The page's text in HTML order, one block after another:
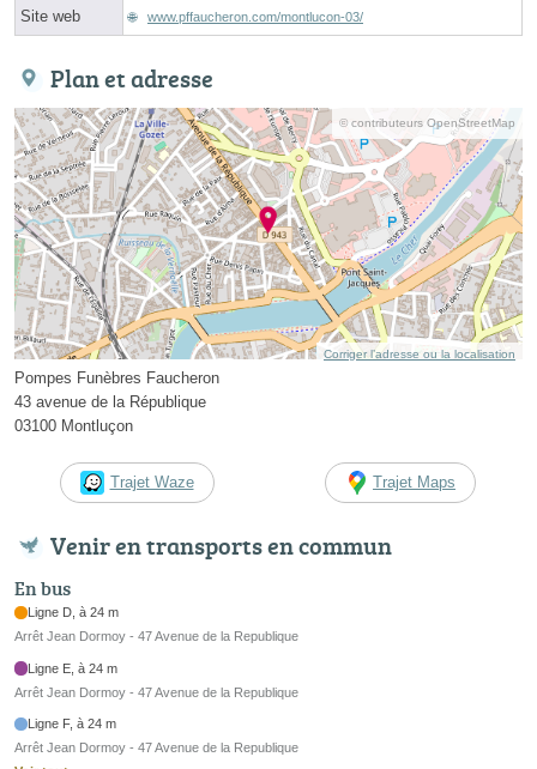
Site web www.pffaucheron.com/montlucon-03/
Plan et adresse
© contributeurs OpenStreetMap
Corriger l’adresse ou la localisation
Pompes Funèbres Faucheron
43 avenue de la République
03100 Montluçon
Trajet Waze Trajet Maps
Venir en transports en commun
En bus
Ligne D, à 24 m
Arrêt Jean Dormoy - 47 Avenue de la Republique
Ligne E, à 24 m
Arrêt Jean Dormoy - 47 Avenue de la Republique
Ligne F, à 24 m
Arrêt Jean Dormoy - 47 Avenue de la Republique